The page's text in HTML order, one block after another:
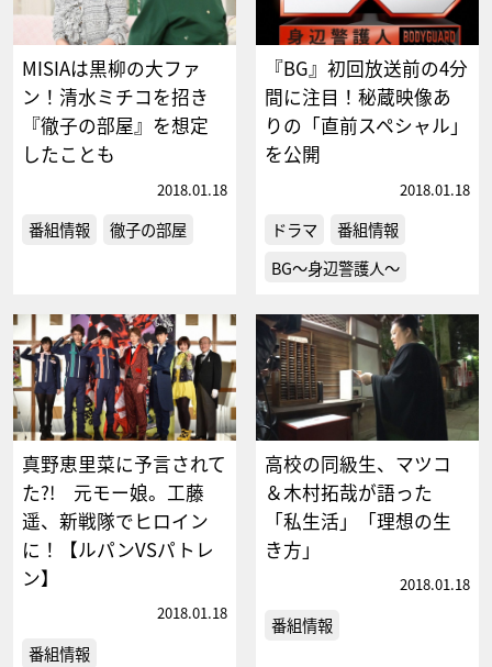
MISIAは黒柳の大ファ
ン！清水ミチコを招き
『徹子の部屋』を想定
したことも
2018.01.18
番組情報 徹子の部屋
『BG』初回放送前の4分
間に注目！秘蔵映像あ
りの「直前スペシャル」
を公開
2018.01.18
ドラマ
番組情報
BG～身辺警護人～
真野恵里菜に予言されて
た?! 元モー娘。工藤
遥、新戦隊でヒロイン
に！【ルパンVSパトレ
ン】
2018.01.18
番組情報
高校の同級生、マツコ
＆木村拓哉が語った
「私生活」「理想の生
き方」
2018.01.18
番組情報